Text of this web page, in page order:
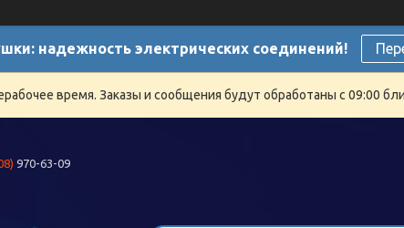
надежность электрических соединений!
время. Заказы и сообщения будут обработаны с 09:00
970-63-09